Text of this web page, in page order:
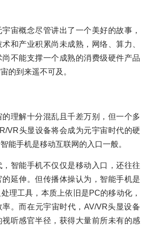
宙概念尽管讲出了一个美好的故事，
和产业积累尚未成熟，网络、算力、
尚不能支撑一个成熟的消费级硬件产品
的到来遥不可及。
理解十分混乱且千差万别，但一个多
VR头显设备将会成为元宇宙时代的硬
能手机是移动互联网的入口一般。
智能手机不仅仅是移动入口，还往往
延伸。但传播体操认为，智能手机是
理工具，本质上依旧是PC的移动化，
。而在元宇宙时代，AV/VR头显设备
听感官半径，获得大量前所未有的感